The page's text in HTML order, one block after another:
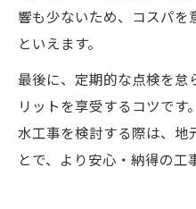
響も少ないため、コスパ
といえます。
最後に、定期的な点検を怠
リットを享受するコツで
水工事を検討する際は、地
とで、より安心・納得の工